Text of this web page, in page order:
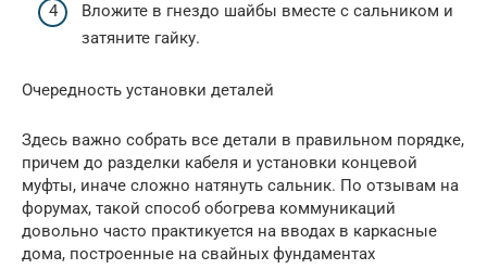
Вложите в гнездо шайбы вместе с сальником и
затяните гайку.
Очередность установки деталей
Здесь важно собрать все детали в правильном порядке,
причем до разделки кабеля и установки концевой
муфты, иначе сложно натянуть сальник. По отзывам на
форумах, такой способ обогрева коммуникаций
довольно часто практикуется на вводах в каркасные
дома, построенные на свайных фундаментах